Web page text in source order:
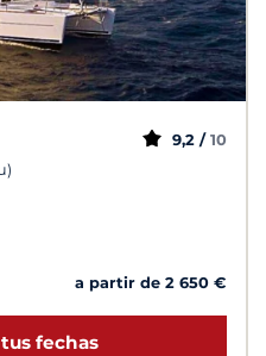
9,2 / 10
a partir de 2 650 €
fechas